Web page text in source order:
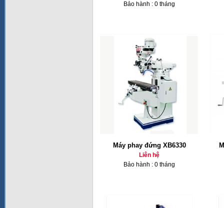
Bảo hành : 0 tháng
Máy phay đứng XB6330
Liên hệ
Bảo hành : 0 tháng